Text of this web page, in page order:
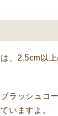
は、2.5cm以
ラッシュコ
いますよ。